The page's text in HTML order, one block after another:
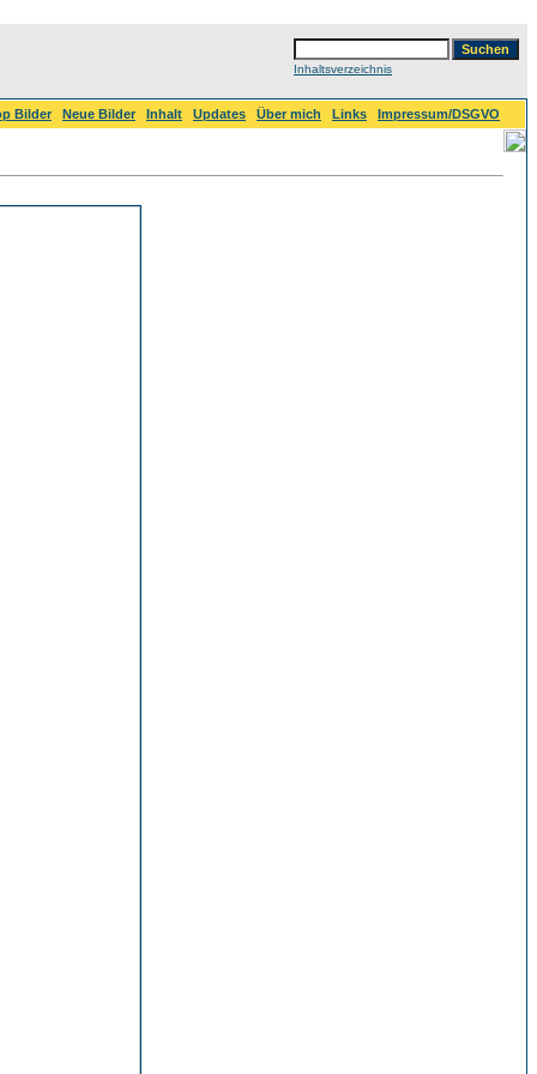
Inhaltsverzeichnis
Bilder Neue Bilder Inhalt Updates Über mich Links
Impressum/DSGVO